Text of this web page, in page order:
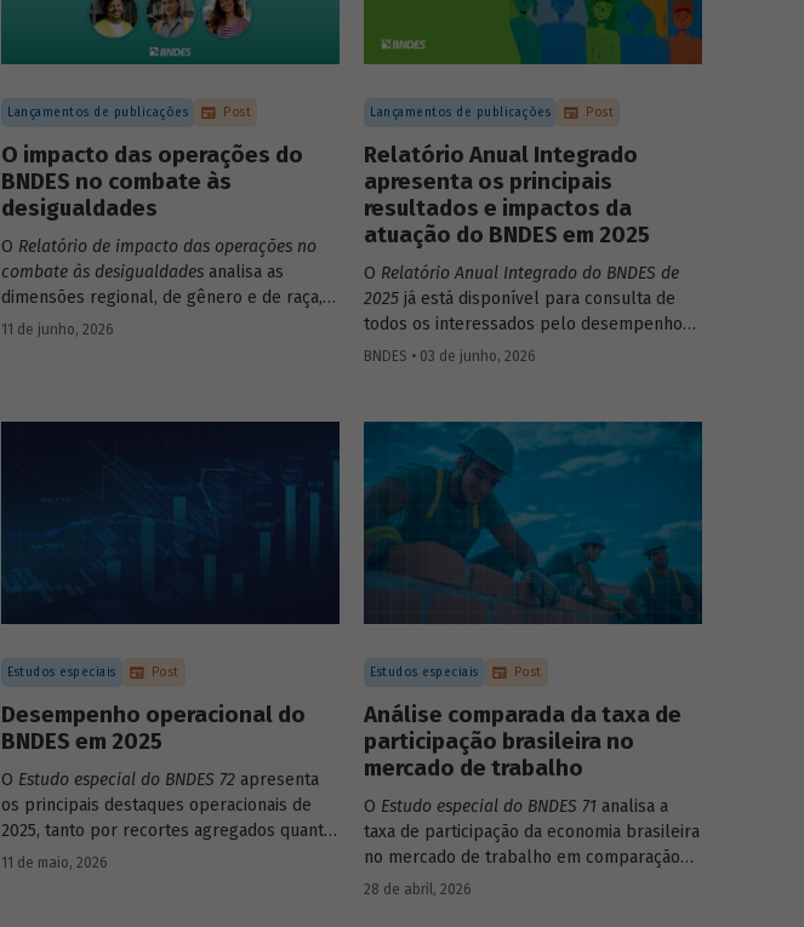
Lançamentos de publicações Post
O impacto das operações do
BNDES no combate às
desigualdades
O Relatório de impacto das operações no
combate às desigualdades analisa as
dimensões regional, de gênero e de raça,
que contribuem para a elevada
11 de junho, 2026
Lançamentos de publicações Post
Relatório Anual Integrado
apresenta os principais
resultados e impactos da
atuação do BNDES em 2025
O Relatório Anual Integrado do BNDES de
2025 já está disponível para consulta de
todos os interessados pelo desempenho
do Banco, bem como por sua prestação de
impactos de sua atuação no ano, e mostra
como o BNDES permanece crescendo de
forma consistente e sólida, mesmo diante
de cenários desafiadores.
BNDES • 03 de junho, 2026
Estudos especiais Post
Desempenho operacional do
BNDES em 2025
O Estudo especial do BNDES 72 apresenta
os principais destaques operacionais de
2025, tanto por recortes agregados quanto
em relação a atuações mais específicas do
11 de maio, 2026
Estudos especiais Post
Análise comparada da taxa de
participação brasileira no
mercado de trabalho
O Estudo especial do BNDES 71 analisa a
taxa de participação da economia brasileira
no mercado de trabalho em comparação
com uma amostra de 15 países de
28 de abril, 2026